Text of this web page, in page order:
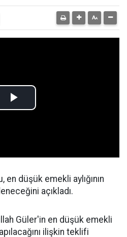
düşük emekli aylığının
açıkladı.
Güler'in en düşük emekli
ilişkin teklifi